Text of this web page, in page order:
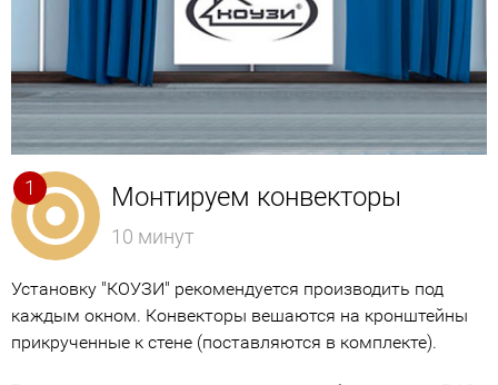
Монтируем конвекторы
10 минут
Установку "КОУЗИ" рекомендуется производить под
каждым окном. Конвекторы вешаются на кронштейны
прикрученные к стене (поставляются в комплекте).